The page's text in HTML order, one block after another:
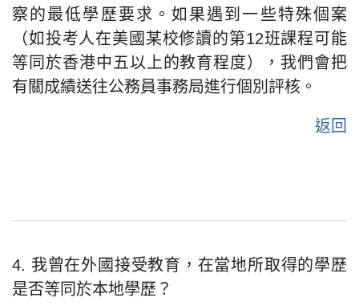
察的最低學歷要求。如果遇到一些特殊個案
（如投考人在美國某校修讀的第12班課程可能
等同於香港中五以上的教育程度），我們會把
有關成績送往公務員事務局進行個別評核。
返回
4. 我曾在外國接受教育，在當地所取得的學歷
是否等同於本地學歷？